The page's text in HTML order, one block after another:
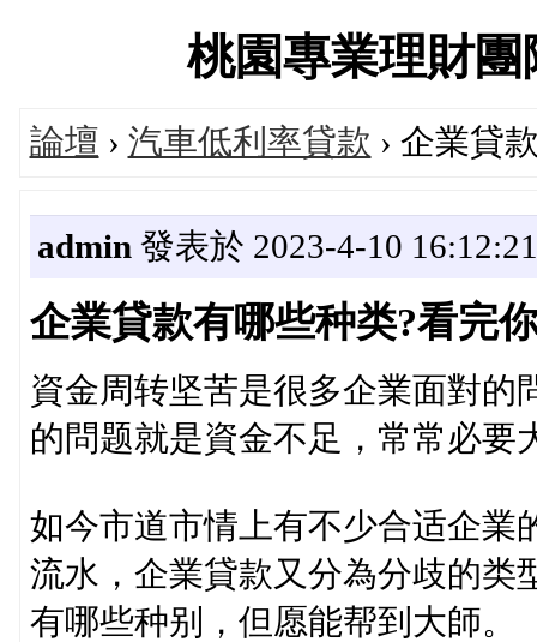
桃園專業理財
論壇 › 汽車低利率貸款 › 企業貸
admin 發表於 2023-4-10 16:12:21
企業貸款有哪些种类?看完
資金周转坚苦是很多企業面對的
的問题就是資金不足，常常必要
如今市道市情上有不少合适企業
流水，企業貸款又分為分歧的类
有哪些种别，但愿能帮到大師。